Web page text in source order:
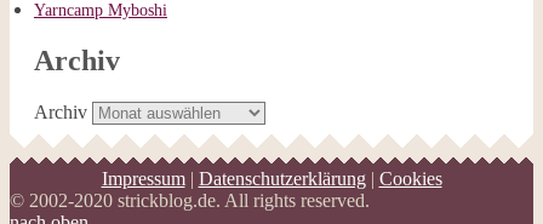
Yarncamp Myboshi
Archiv
Archiv
Impressum| Datenschutzerklärung| Cookies
© 2002-2020 strickblog.de. All rights reserved.